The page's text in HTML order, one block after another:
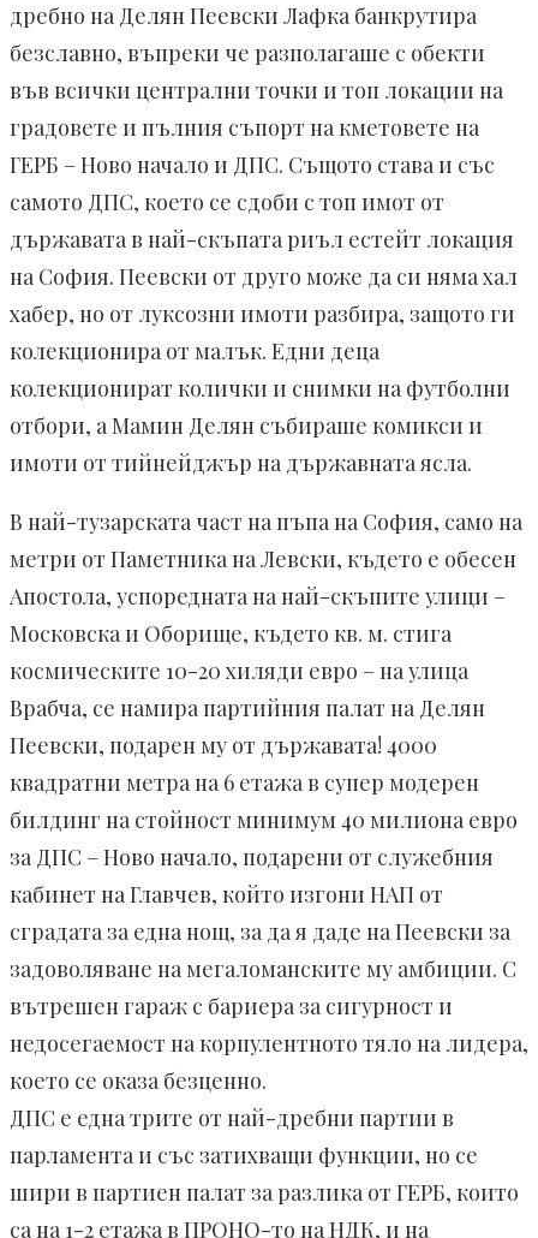
дребно на Делян Пеевски Лафка банкрутира
безславно, въпреки че разполагаше с обекти
във всички централни точки и топ локации на
градовете и пълния съпорт на кметовете на
ГЕРБ – Ново начало и ДПС. Същото става и със
самото ДПС, което се сдоби с топ имот от
държавата в най-скъпата риъл естейт локация
на София. Пеевски от друго може да си няма хал
хабер, но от луксозни имоти разбира, защото ги
колекционира от малък. Едни деца
колекционират колички и снимки на футболни
отбори, а Мамин Делян събираше комикси и
имоти от тийнейджър на държавната ясла.
В най-тузарската част на пъпа на София, само на
метри от Паметника на Левски, където е обесен
Апостола, успоредната на най-скъпите улици –
Московска и Оборище, където кв. м. стига
космическите 10-20 хиляди евро – на улица
Врабча, се намира партийния палат на Делян
Пеевски, подарен му от държавата! 4000
квадратни метра на 6 етажа в супер модерен
билдинг на стойност минимум 40 милиона евро
за ДПС – Ново начало, подарени от служебния
кабинет на Главчев, който изгони НАП от
сградата за една нощ, за да я даде на Пеевски за
задоволяване на мегаломанските му амбиции. С
вътрешен гараж с бариера за сигурност и
недосегаемост на корпулентното тяло на лидера,
което се оказа безценно.
ДПС е една трите от най-дребни партии в
парламента и със затихващи функции, но се
шири в партиен палат за разлика от ГЕРБ, които
са на 1-2 етажа в ПРОНО-то на НДК, и на